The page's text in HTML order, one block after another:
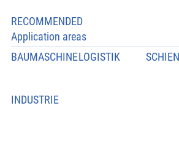
RECOMMENDED
Application areas
BAUMASCHINELOGISTIK
INDUSTRIE